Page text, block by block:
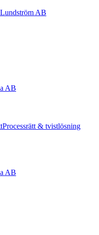
AB
AB
Processrätt & tvistlösning
AB